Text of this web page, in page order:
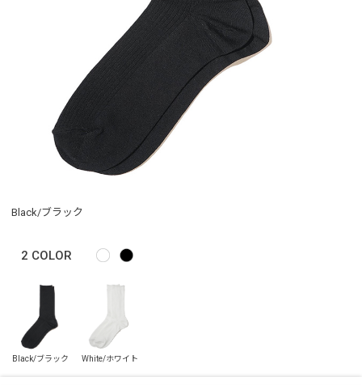
Black/ブラック
2 COLOR